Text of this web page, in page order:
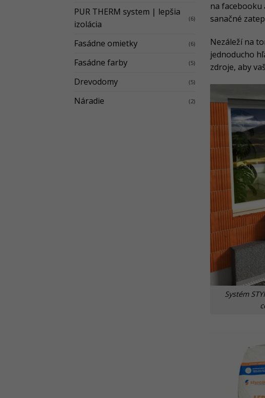
PUR THERM system | lepšia
izolácia
(6)
Fasádne omietky (6)
Fasádne farby (5)
Drevodomy (5)
Náradie (2)
na facebooku
sanačné
Nezáleží na
jednoducho
zdroje, aby
Systém